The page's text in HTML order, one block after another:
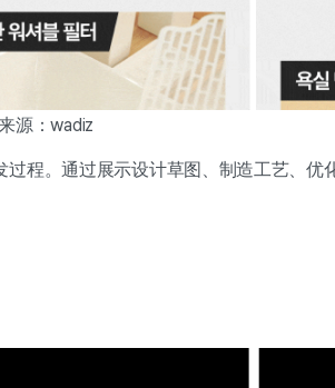
源：wadiz
过程。通过展示设计草图、制造工艺、